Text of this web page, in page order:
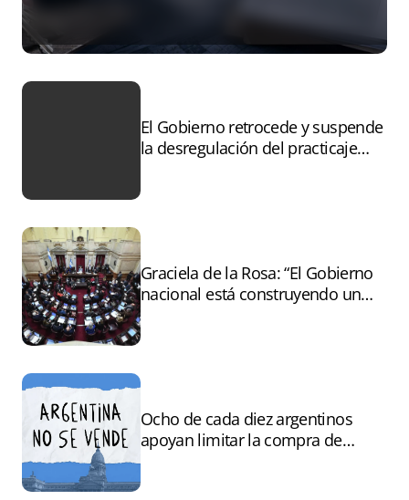
El Gobierno retrocede y suspende
la desregulación del practicaje
Graciela de la Rosa: “El Gobierno
nacional está construyendo un
Ocho de cada diez argentinos
apoyan limitar la compra de